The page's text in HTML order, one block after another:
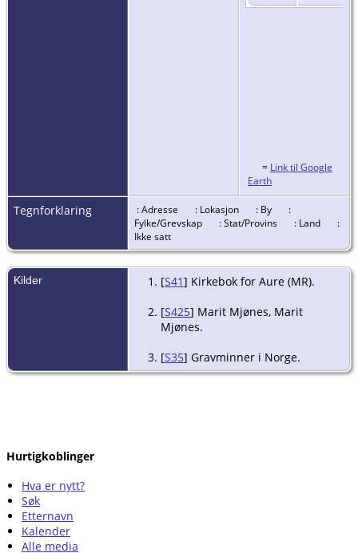
= Link til Google
Earth
Tegnforklaring : Adresse : Lokasjon : By
:
Fylke/Grevskap
: Stat/Provins : Land
:
Ikke satt
Kilder [S41] Kirkebok for Aure (MR).
[S425] Marit Mjønes, Marit
Mjønes.
[S35] Gravminner i Norge.
Hurtigkoblinger
Hva er nytt?
Søk
Etternavn
Kalender
Alle media